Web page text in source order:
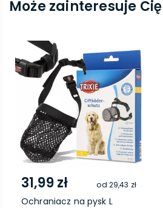
Może zainteresuje
31,99 zł od 29,43 zł
Ochraniacz na pysk L